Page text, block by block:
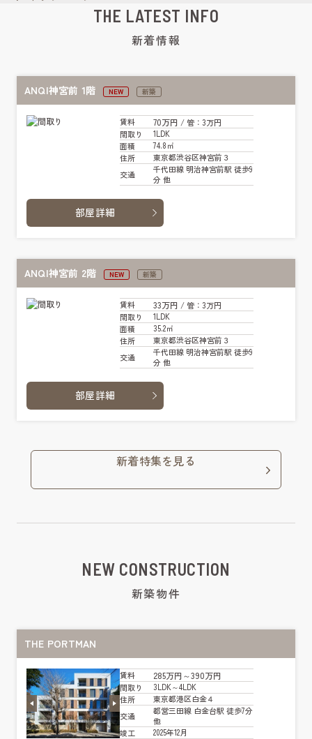
THE LATEST INFO
新着情報
ANQI神宮前 1階 NEW 新築
賃料 70万円 / 管：3万円
間取り
1LDK
面積
74.8㎡
住所
東京都渋谷区神宮前３
交通
千代田線 明治神宮前駅 徒歩9
分 他
部屋詳細
ANQI神宮前 2階 NEW 新築
賃料 33万円 / 管：3万円
間取り
1LDK
面積
35.2㎡
住所
東京都渋谷区神宮前３
交通
千代田線 明治神宮前駅 徒歩9
分 他
部屋詳細
新着特集を見る
NEW CONSTRUCTION
新築物件
THE PORTMAN
賃料 285万円～390万円
間取り
3LDK～4LDK
住所
東京都港区白金４
交通
都営三田線 白金台駅 徒歩7分
他
竣工
2025年12月